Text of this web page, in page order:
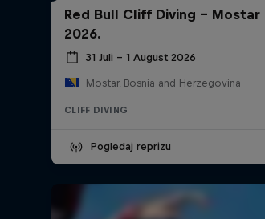
Red Bull Cliff Diving - Mostar
2026.
31 Juli – 1 August 2026
Mostar, Bosnia and Herzegovina
CLIFF DIVING
Pogledaj reprizu